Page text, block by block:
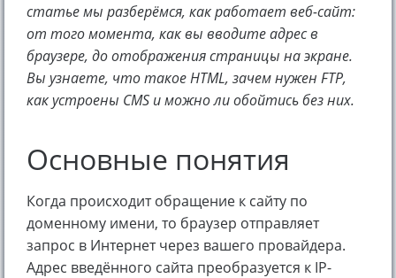
статье мы разберёмся, как работает веб-сайт:
от того момента, как вы вводите адрес в
браузере, до отображения страницы на экране.
Вы узнаете, что такое HTML, зачем нужен FTP,
как устроены CMS и можно ли обойтись без них.
Основные понятия
Когда происходит обращение к сайту по
доменному имени, то браузер отправляет
запрос в Интернет через вашего провайдера.
Адрес введённого сайта преобразуется к IP-